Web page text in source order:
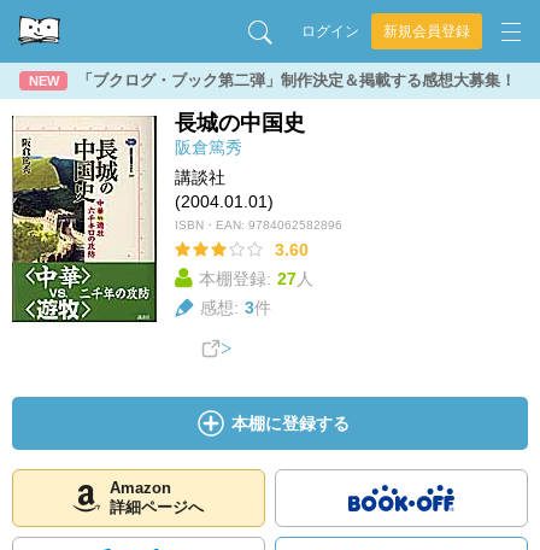
ログイン 新規会員登録
NEW 「ブクログ・ブック第二弾」制作決定＆掲載する感想大募集！
長城の中国史
阪倉篤秀
講談社
(2004.01.01)
ISBN・EAN: 9784062582896
3.60
本棚登録: 27人
感想: 3件
本棚に登録する
Amazon
詳細ページへ